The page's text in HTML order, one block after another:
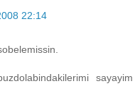
22:14
sayayim